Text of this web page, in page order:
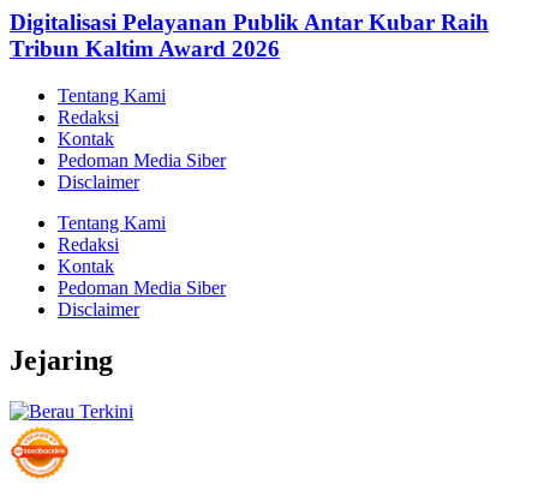
Digitalisasi Pelayanan Publik Antar Kubar Raih
Tribun Kaltim Award 2026
Tentang Kami
Redaksi
Kontak
Pedoman Media Siber
Disclaimer
Tentang Kami
Redaksi
Kontak
Pedoman Media Siber
Disclaimer
Jejaring